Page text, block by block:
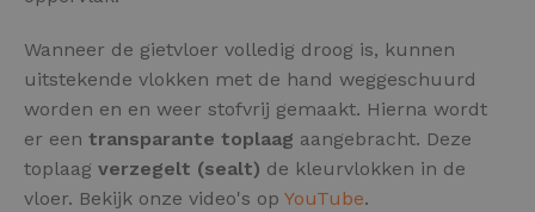
Wanneer de gietvloer volledig droog is, kunnen
uitstekende vlokken met de hand weggeschuurd
worden en en weer stofvrij gemaakt. Hierna wordt
er een transparante toplaag aangebracht. Deze
toplaag verzegelt (sealt) de kleurvlokken in de
vloer. Bekijk onze video's op YouTube.